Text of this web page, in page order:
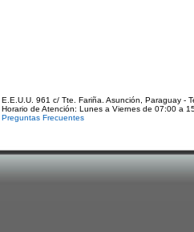
E.E.U.U. 961 c/ Tte. Fariña. Asunción, Paraguay -
Horario de Atención: Lunes a Viernes de 07:00 a
Preguntas Frecuentes